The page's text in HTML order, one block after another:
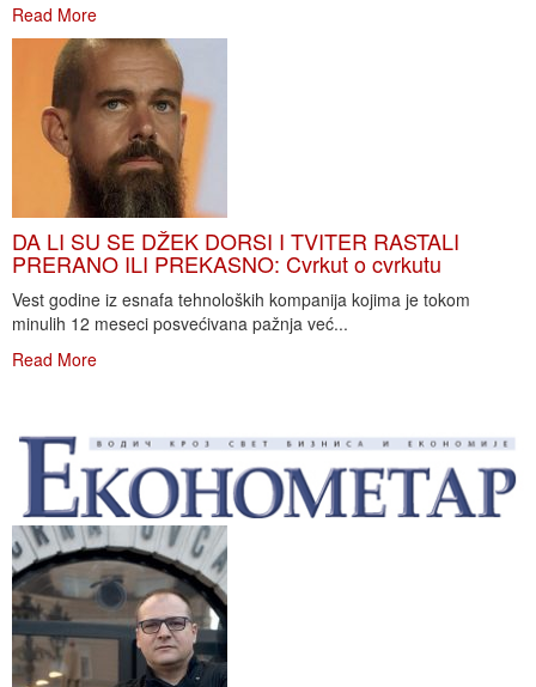
Read More
DA LI SU SE DŽEK DORSI I TVITER RASTALI
PRERANO ILI PREKASNO: Cvrkut o cvrkutu
Vest godine iz esnafa tehnoloških kompanija kojima je tokom
minulih 12 meseci posvećivana pažnja već...
Read More